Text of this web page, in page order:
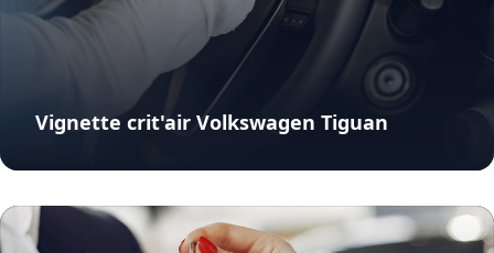
Vignette crit'air Volkswagen Tiguan